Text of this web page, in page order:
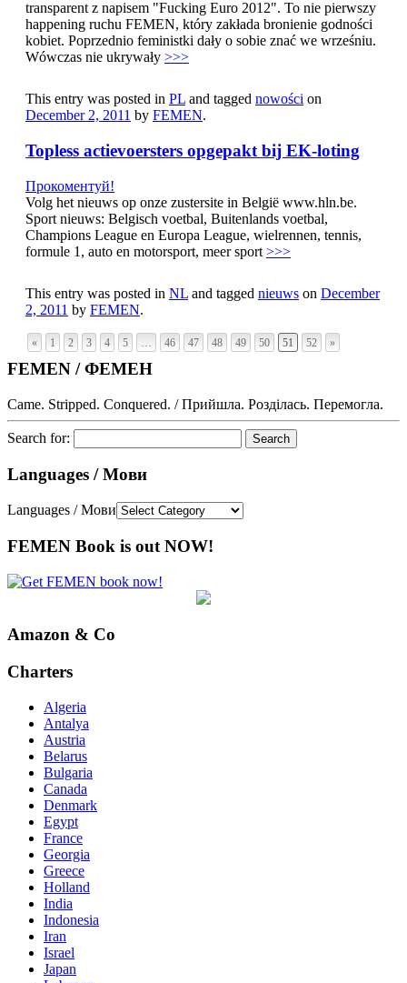
transparent z napisem "Fucking Euro 2012". To nie pierwszy
happening ruchu FEMEN, który zakłada bronienie godności
kobiet. Poprzednio feministki dały o sobie znać we wrześniu.
Wówczas nie ukrywały >>>
This entry was posted in PL and tagged nowości on
December 2, 2011 by FEMEN.
Topless actievoersters opgepakt bij EK-loting
Прокоментуй!
Volg het nieuws op onze zustersite in België www.hln.be.
Sport nieuws: Belgisch voetbal, Buitenlands voetbal,
Champions League en Europa League, wielrennen, tennis,
formule 1, auto en motorsport, meer sport >>>
This entry was posted in NL and tagged nieuws on December
2, 2011 by FEMEN.
« 1 2 3 4 5 … 46 47 48 49 50 51 52 »
FEMEN / ФЕМЕН
Came. Stripped. Conquered. / Прийшла. Розділась. Перемогла.
Search for:
Languages / Мови
Languages / Мови
FEMEN Book is out NOW!
Amazon & Co
Charters
Algeria
Antalya
Austria
Belarus
Bulgaria
Canada
Denmark
Egypt
France
Georgia
Greece
Holland
India
Indonesia
Iran
Israel
Japan